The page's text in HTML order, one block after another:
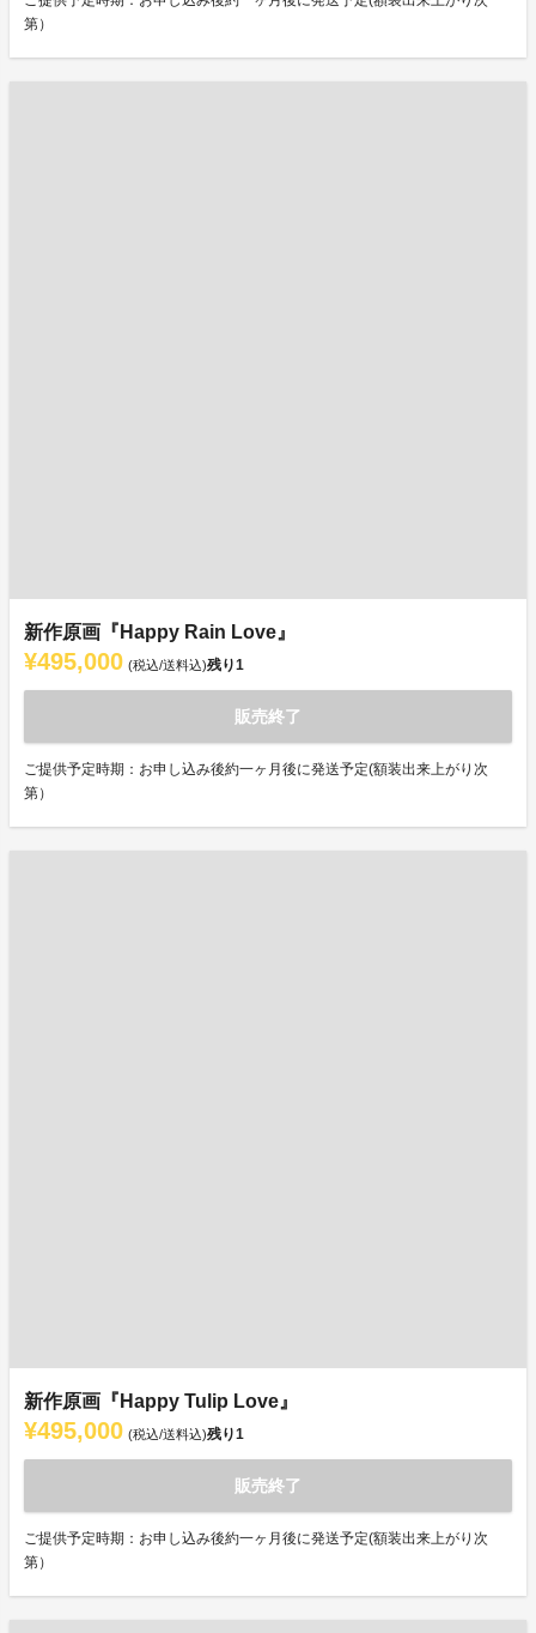
第）
新作原画『Happy Rain Love』
¥495,000 (税込/送料込)残り1
販売終了
ご提供予定時期：お申し込み後約一ヶ月後に発送予定(額装出来上がり次
第）
新作原画『Happy Tulip Love』
¥495,000 (税込/送料込)残り1
販売終了
ご提供予定時期：お申し込み後約一ヶ月後に発送予定(額装出来上がり次
第）